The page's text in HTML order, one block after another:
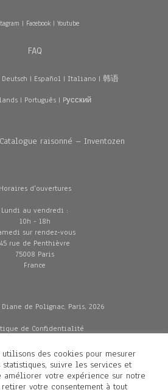
| Facebook| Youtube
FAQ
Deutsch | Español | Italiano | 韩语
| Português| Pусский
raisonné – Inventozen
Horaires d'ouvertures
Lundi au vendredi :
10h - 18h
sur rendez-vous
45 rue de Penthièvre
75008 Paris
France
de Polignac, Paris, 2026
de Confidentialité
Mentions légales
Livraisons
utilisons des cookies pour mesurer
suivre les services et
améliorer votre expérience sur notre
votre consentement à tout